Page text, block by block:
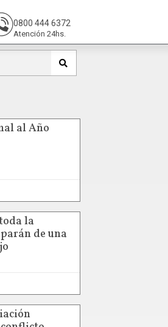
0800 444 6372
Atención 24hs.
al Año
la
de una